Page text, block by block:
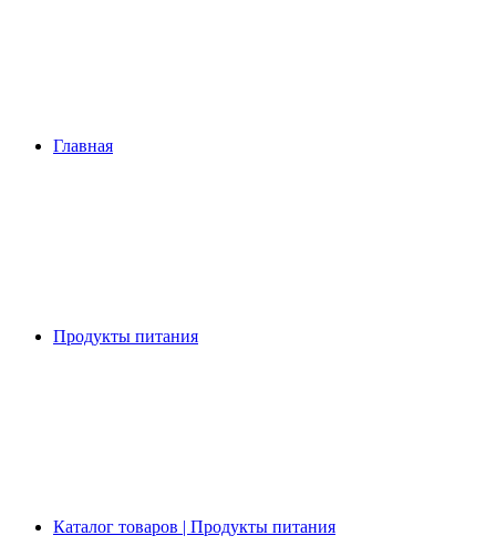
Главная
Продукты питания
Каталог товаров | Продукты питания